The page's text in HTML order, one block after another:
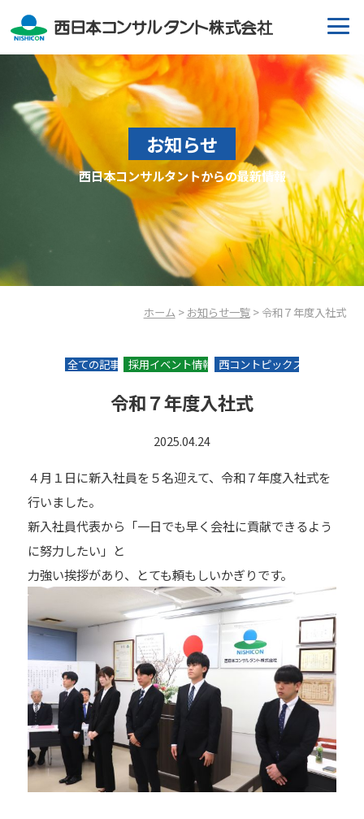
お知らせ
西日本コンサルタントからの最新情報
ホーム> お知らせ一覧> 令和７年度入社式
全ての記事 採用イベント情報 西コントピックス
令和７年度入社式
2025.04.24
４月１日に新入社員を５名迎えて、令和７年度入社式を
行いました。
新入社員代表から「一日でも早く会社に貢献できるよう
に努力したい」と
力強い挨拶があり、とても頼もしいかぎりです。